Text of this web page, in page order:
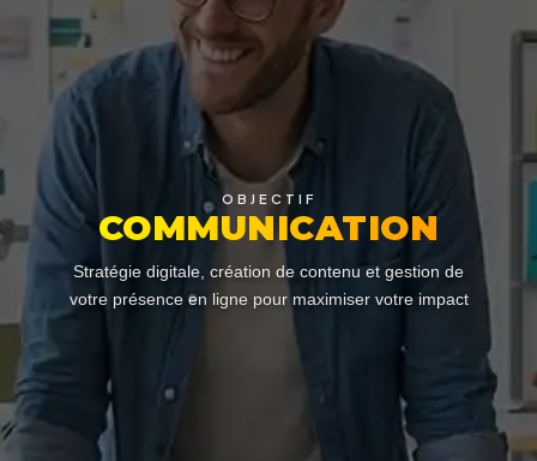
OBJECTIF
COMMUNICATION
Stratégie digitale, création de contenu et gestion de
votre présence en ligne pour maximiser votre impact